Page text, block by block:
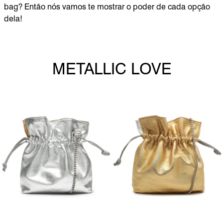
bag? Então nós vamos te mostrar o poder de cada opção
dela!
METALLIC LOVE